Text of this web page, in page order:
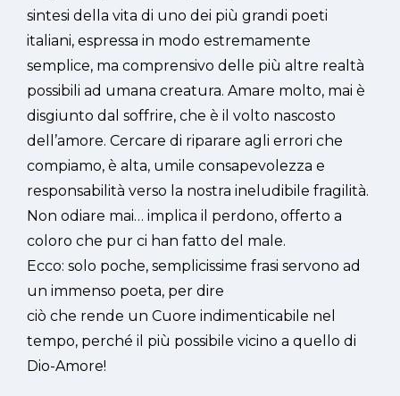
sintesi della vita di uno dei più grandi poeti
italiani, espressa in modo estremamente
semplice, ma comprensivo delle più altre realtà
possibili ad umana creatura. Amare molto, mai è
disgiunto dal soffrire, che è il volto nascosto
dell’amore. Cercare di riparare agli errori che
compiamo, è alta, umile consapevolezza e
responsabilità verso la nostra ineludibile fragilità.
Non odiare mai… implica il perdono, offerto a
coloro che pur ci han fatto del male.
Ecco: solo poche, semplicissime frasi servono ad
un immenso poeta, per dire
ciò che rende un Cuore indimenticabile nel
tempo, perché il più possibile vicino a quello di
Dio-Amore!